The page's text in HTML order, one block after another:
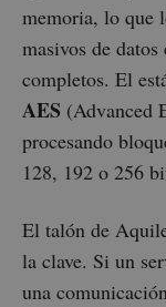
memoria, lo que
masivos de
completos. El
AES (Advanced
procesando
128, 192 o 256
El talón de
la clave. Si un
una